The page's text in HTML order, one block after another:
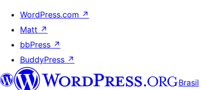
WordPress.com ↗
Matt ↗
bbPress ↗
BuddyPress ↗
Brasil